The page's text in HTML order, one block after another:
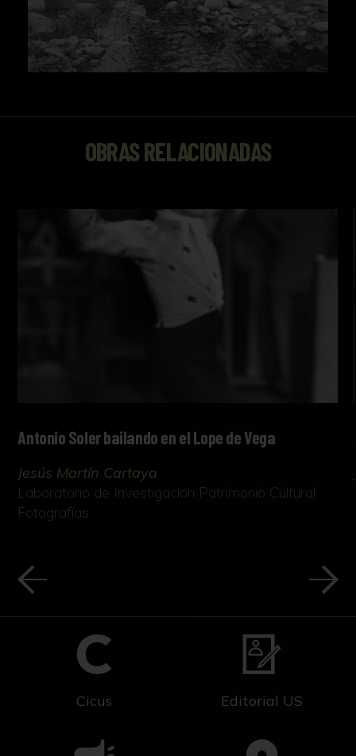
OBRAS RELACIONADAS
Antonio Soler bailando en el Lope de Vega
Jesús Martín Cartaya
Laboratorio de Investigación Patrimonio Cultural
Fotografías
Cicus Editorial US